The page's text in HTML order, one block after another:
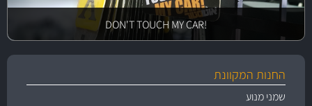
!DON'T TOUCH MY CAR
החנות המקוונת
שמני מנוע